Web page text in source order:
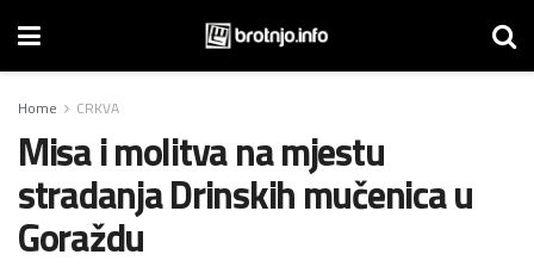
Home CRKVA
Misa i molitva na mjestu
stradanja Drinskih mučenica u
Goraždu